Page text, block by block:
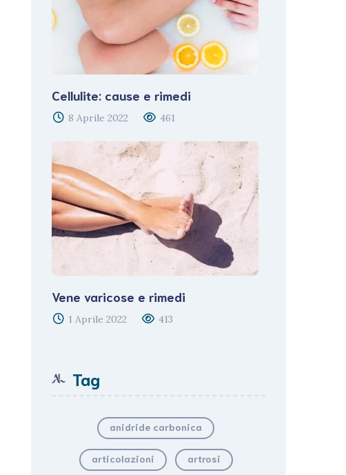
Cellulite: cause e rimedi
8 Aprile 2022 461
Vene varicose e rimedi
1 Aprile 2022 413
Tag
anidride carbonica
articolazioni artrosi